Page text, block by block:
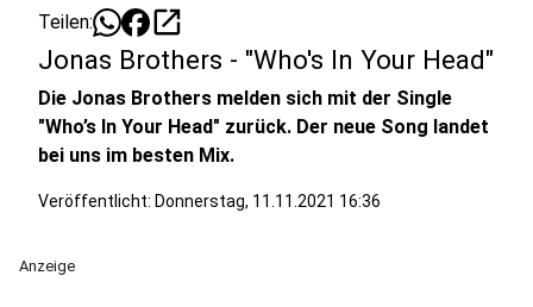
Teilen: open_in_new
Jonas Brothers - "Who's In Your Head"
Die Jonas Brothers melden sich mit der Single
"Who’s In Your Head" zurück. Der neue Song landet
bei uns im besten Mix.
Veröffentlicht: Donnerstag, 11.11.2021 16:36
Anzeige